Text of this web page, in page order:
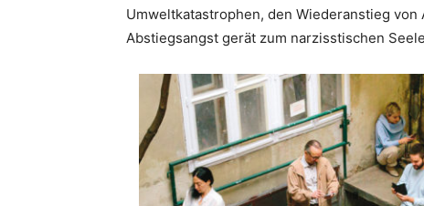
Umweltkatastrophen, den Wiederanstieg
Abstiegsangst gerät zum narzisstischen